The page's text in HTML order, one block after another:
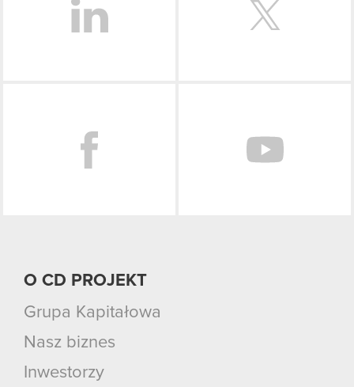
O CD PROJEKT
Grupa Kapitałowa
Nasz biznes
Inwestorzy